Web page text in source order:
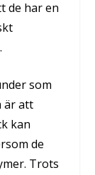
de har en
som
är att
kan
de
Trots